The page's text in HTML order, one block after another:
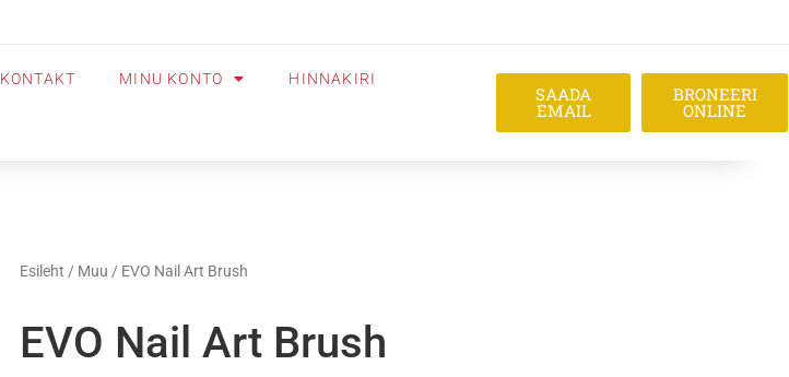
KONTAKT MINU KONTO HINNAKIRI
SAADA
EMAIL
BRONEERI
ONLINE
Esileht / Muu / EVO Nail Art Brush
EVO Nail Art Brush